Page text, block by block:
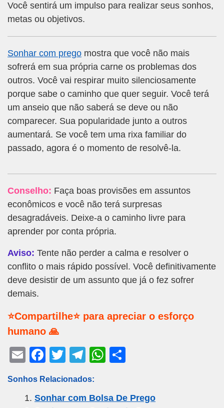
Você sentirá um impulso para realizar seus sonhos,
metas ou objetivos.
Sonhar com prego mostra que você não mais
sofrerá em sua própria carne os problemas dos
outros. Você vai respirar muito silenciosamente
porque sabe o caminho que quer seguir. Você terá
um anseio que não saberá se deve ou não
comparecer. Sua popularidade junto a outros
aumentará. Se você tem uma rixa familiar do
passado, agora é o momento de resolvê-la.
Conselho: Faça boas provisões em assuntos
econômicos e você não terá surpresas
desagradáveis. Deixe-a o caminho livre para
aprender por conta própria.
Aviso: Tente não perder a calma e resolver o
conflito o mais rápido possível. Você definitivamente
deve desistir de um assunto que já o fez sofrer
demais.
⭐Compartilhe⭐ para apreciar o esforço
humano 🙏
E
ail
F
c
e
T
tt
er
T
e
gr
W
s
e
Sonhos Relacionados:
Sonhar com Bolsa De Prego